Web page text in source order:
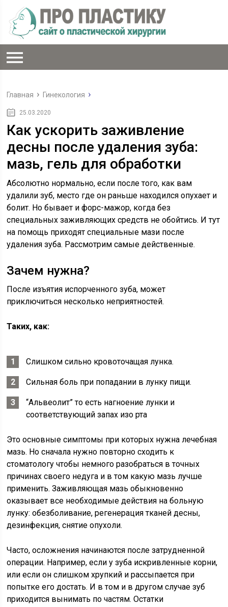
Главная Гинекология
25.03.2020
Как ускорить заживление
десны после удаления зуба:
мазь, гель для обработки
Абсолютно нормально, если после того, как вам
удалили зуб, место где он раньше находился опухает и
болит. Но бывает и форс-мажор, когда без
специальных заживляющих средств не обойтись. И тут
на помощь приходят специальные мази после
удаления зуба. Рассмотрим самые действенные.
Зачем нужна?
После изъятия испорченного зуба, может
приключиться несколько неприятностей.
Таких, как:
Слишком сильно кровоточащая лунка.
Сильная боль при попадании в лунку пищи.
“Альвеолит” то есть нагноение лунки и
соответствующий запах изо рта
Это основные симптомы при которых нужна лечебная
мазь. Но сначала нужно повторно сходить к
стоматологу чтобы немного разобраться в точных
причинах своего недуга и в том какую мазь лучше
применить. Заживляющая мазь обыкновенно
оказывает все необходимые действия на больную
лунку: обезболивание, регенерация тканей десны,
дезинфекция, снятие опухоли.
Часто, осложнения начинаются после затрудненной
операции. Например, если у зуба искривленные корни,
или если он слишком хрупкий и рассыпается при
попытке его достать. И в том и в другом случае зуб
приходится вынимать по частям. Остатки